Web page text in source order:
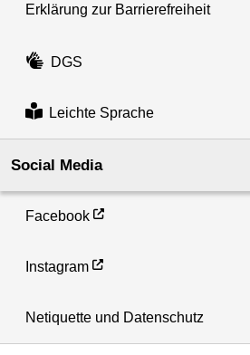
Erklärung zur Barrierefreiheit
DGS
Leichte Sprache
Social Media
Facebook
Instagram
Netiquette und Datenschutz